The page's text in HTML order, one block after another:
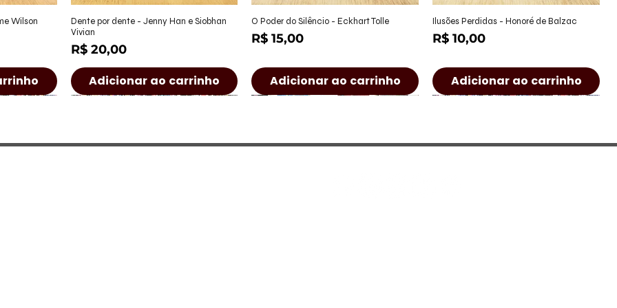
Wilson Visualização rápida
Dente por dente - Jenny Han e Siobhan
Vivian
Preço
R$ 20,00
Adicionar ao carrinho
Visualização rápida
O Poder do Silêncio - Eckhart Tolle
Preço
R$ 15,00
Adicionar ao carrinho
Visualização rápida
Ilusões Perdidas - Honoré de Balzac
Preço
R$ 10,00
Adicionar ao carrinho